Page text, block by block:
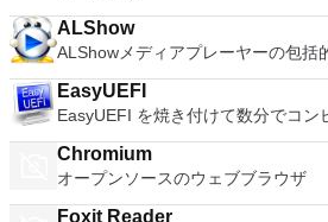
ALShow
ALShowメディアプレーヤーの包括
EasyUEFI
EasyUEFI を焼き付けて数分でコン
Chromium
オープンソースのウェブブラウザ
Foxit Reader